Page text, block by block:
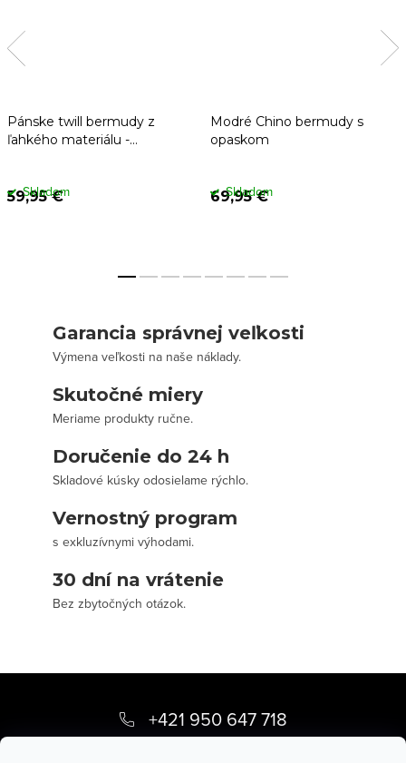
Pánske twill bermudy z
ľahkého materiálu -
59,95 €
Skladom
Modré Chino bermudy s
opaskom
69,95 €
Skladom
Garancia správnej veľkosti
Výmena veľkosti na naše náklady.
Skutočné miery
Meriame produkty ručne.
Doručenie do 24 h
Skladové kúsky odosielame rýchlo.
Vernostný program
s exkluzívnymi výhodami.
30 dní na vrátenie
Bez zbytočných otázok.
p
+421 950 647 718